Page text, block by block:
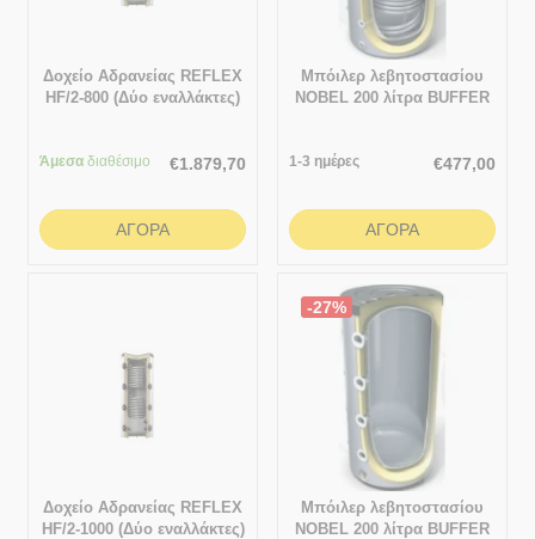
Δοχείο Αδρανείας REFLEX
HF/2-800 (Δύο εναλλάκτες)
Άμεσα διαθέσιμο €1.879,70
ΑΓΟΡΆ
Μπόιλερ λεβητοστασίου
NOBEL 200 λίτρα BUFFER
1-3 ημέρες €477,00
ΑΓΟΡΆ
Δοχείο Αδρανείας REFLEX
HF/2-1000 (Δύο εναλλάκτες)
-27%
Μπόιλερ λεβητοστασίου
NOBEL 200 λίτρα BUFFER